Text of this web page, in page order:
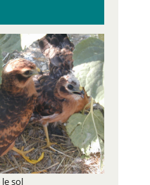
sol